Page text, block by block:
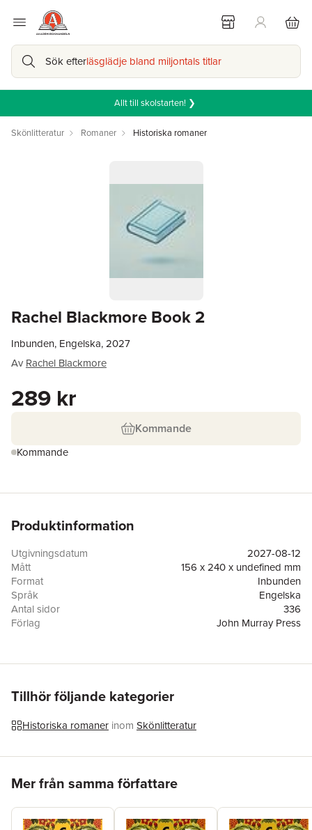
Sök efterläsglädje bland miljontals titlar
Allt till skolstarten! ❯
Skönlitteratur Romaner Historiska romaner
Rachel Blackmore Book 2
Inbunden, Engelska, 2027
Av Rachel Blackmore
289 kr
Kommande
Kommande
Produktinformation
Utgivningsdatum
2027-08-12
Mått
156 x 240 x undefined mm
Format
Inbunden
Språk
Engelska
Antal sidor
336
Förlag
John Murray Press
Tillhör följande kategorier
Historiska romaner inom Skönlitteratur
Mer från samma författare